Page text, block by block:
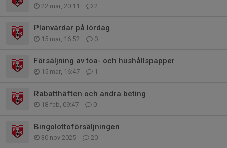
22 mar, 20:11 2
Planvärdar på lördag
15 mar, 16:52 0
Försäljning av toa- och hushållspapper
15 mar, 16:47 1
Rabatthäften och andra beting
18 feb, 09:47 0
Bingolottoförsäljningen
30 nov 2025 20